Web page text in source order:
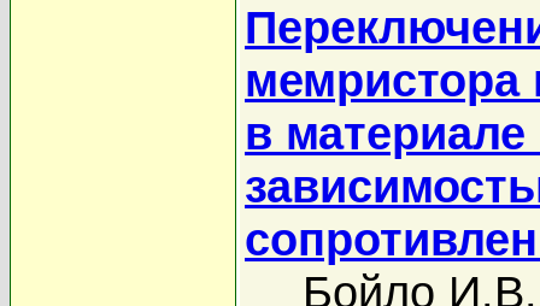
мемристора
в
Бойло И.В.